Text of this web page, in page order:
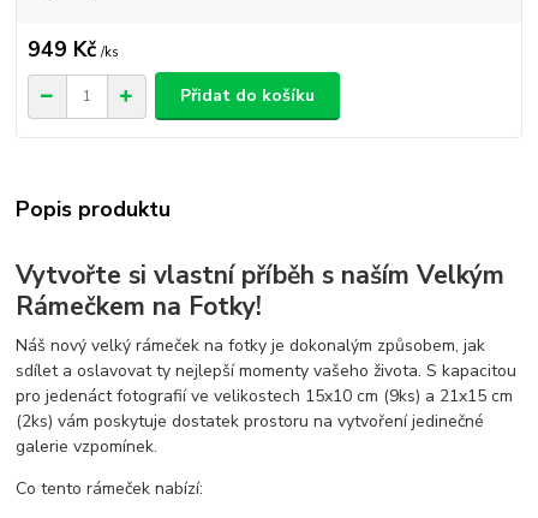
949 Kč /ks
Přidat do košíku
Popis produktu
Vytvořte si vlastní příběh s naším Velkým
Rámečkem na Fotky!
Náš nový velký rámeček na fotky je dokonalým způsobem, jak
sdílet a oslavovat ty nejlepší momenty vašeho života. S kapacitou
pro jedenáct fotografií ve velikostech 15x10 cm (9ks) a 21x15 cm
(2ks) vám poskytuje dostatek prostoru na vytvoření jedinečné
galerie vzpomínek.
Co tento rámeček nabízí: